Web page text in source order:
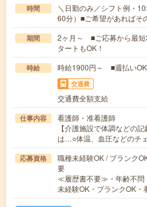
時間
＼日勤のみ／シフト例・
60分）■ご希望があればそ
期間
2ヶ月～ ■ご応募から最
タートもOK！
時給 時給1900円～ ■週払い
交通費
交通費全額支給
仕事内容
看護師・准看護師
【介護施設で体調などの
は…○体温、血圧などのチ
応募資格
職種未経験OK / ブランク
要
≪履歴書不要≫・年齢不問
未経験OK・ブランクOK